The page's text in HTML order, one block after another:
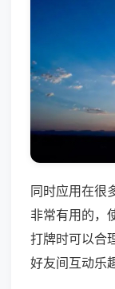
同时应用在很
非常有用的，
打牌时可以合
好友间互动乐